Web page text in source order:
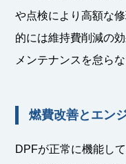
や点検により高額な
的には維持費削減の
メンテナンスを怠ら
燃費改善とエン
DPFが正常に機能し